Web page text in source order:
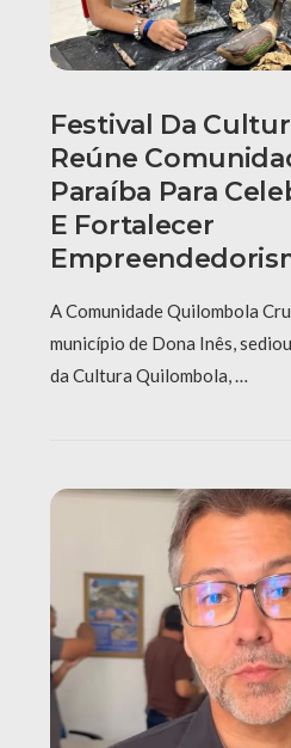
Festival Da
Reúne
Paraíba Para
E Fortalecer
A Comunidade Quilombola
município de Dona Inês,
da Cultura Quilombola, …